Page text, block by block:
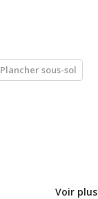
Plancher sous-sol
Voir plus